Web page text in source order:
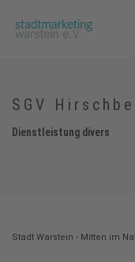
SGV
Dienstleistung divers
Stadt Warstein - Mitten im